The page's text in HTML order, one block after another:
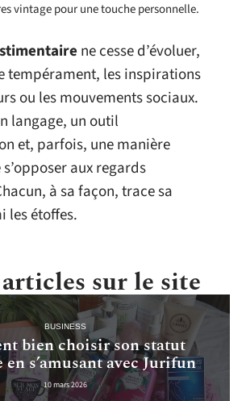
vintage pour une touche personnelle.
ne cesse d’évoluer,
tempérament, les inspirations
ou les mouvements sociaux.
langage, un outil
et, parfois, une manière
aux regards
à sa façon, trace sa
les étoffes.
sur le site
BUSINESS
bien choisir son statut
s’amusant avec Jurifun
10 mars 2026